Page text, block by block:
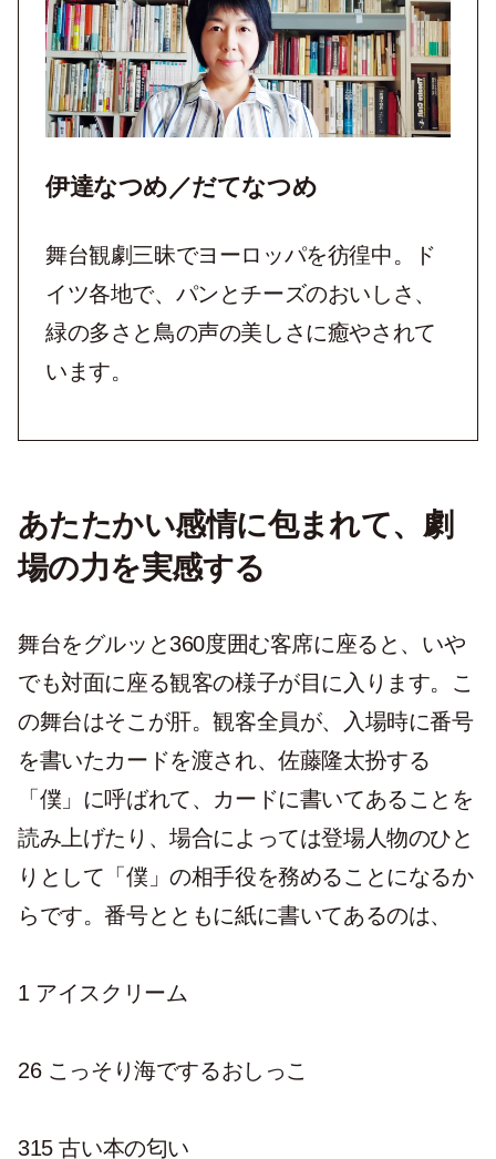
伊達なつめ／だてなつめ
舞台観劇三昧でヨーロッパを彷徨中。ド
イツ各地で、パンとチーズのおいしさ、
緑の多さと鳥の声の美しさに癒やされて
います。
あたたかい感情に包まれて、劇
場の力を実感する
舞台をグルッと360度囲む客席に座ると、いや
でも対面に座る観客の様子が目に入ります。こ
の舞台はそこが肝。観客全員が、入場時に番号
を書いたカードを渡され、佐藤隆太扮する
「僕」に呼ばれて、カードに書いてあることを
読み上げたり、場合によっては登場人物のひと
りとして「僕」の相手役を務めることになるか
らです。番号とともに紙に書いてあるのは、
1 アイスクリーム
26 こっそり海でするおしっこ
315 古い本の匂い